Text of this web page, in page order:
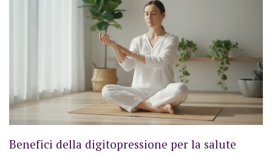
Benefici della digitopressione per la salute